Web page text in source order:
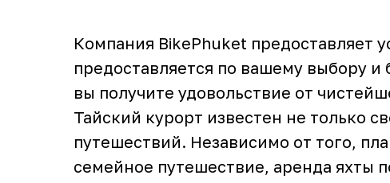
Компания BikePhuket предоставляет
предоставляется по вашему выбору
вы получите удовольствие от
Тайский курорт известен не только
путешествий. Независимо от того,
семейное путешествие, аренда яхты